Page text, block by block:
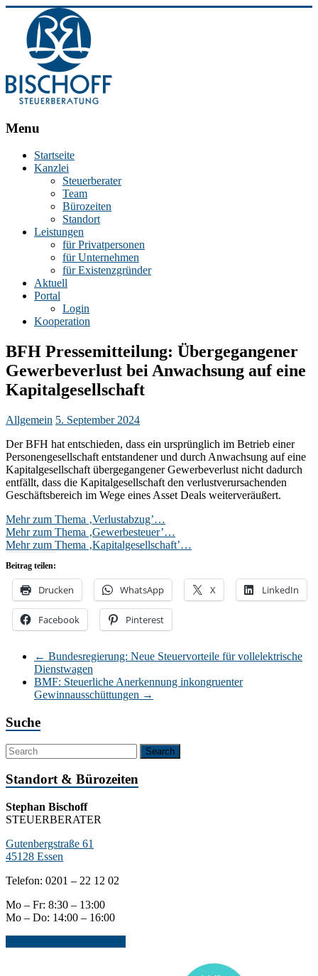
BISCHOFF
Stephan
Steuerberater
Essen
Menu
Startseite
Kanzlei
Steuerberater
Team
Bürozeiten
Standort
Leistungen
für Privatpersonen
für Unternehmen
für Existenzgründer
Aktuell
Portal
Login
Kooperation
BFH Pressemitteilung: Übergegangener
Gewerbeverlust bei Anwachsung auf eine
Kapitalgesellschaft
Allgemein 5. September 2024
Der BFH hat entschieden, dass ein ursprünglich im Betrieb einer
Personengesellschaft entstandener und durch Anwachsung auf eine
Kapitalgesellschaft übergegangener Gewerbeverlust nicht dadurch
entfällt, dass die Kapitalgesellschaft den verlustverursachenden
Geschäftsbereich im Wege eines Asset Deals weiterveräußert.
Mehr zum Thema ‚Verlustabzug’…
Mehr zum Thema ‚Gewerbesteuer’…
Mehr zum Thema ‚Kapitalgesellschaft’…
Beitrag teilen:
Drucken WhatsApp X LinkedIn
Facebook Pinterest
← Bundesregierung: Neue Steuervorteile für vollelektrische
Dienstwagen
BMF: Steuerliche Anerkennung inkongruenter
Gewinnausschüttungen →
Suche
Standort & Bürozeiten
Stephan Bischoff
STEUERBERATER
Gutenbergstraße 61
45128 Essen
Telefon: 0201 – 22 12 02
Mo – Fr: 8:30 – 13:00
Mo – Do: 14:00 – 16:00